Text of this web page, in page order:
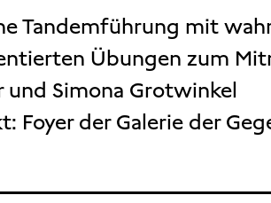
Tandemführung mit
Übungen zum
und Simona Grotwinkel
Foyer der Galerie der